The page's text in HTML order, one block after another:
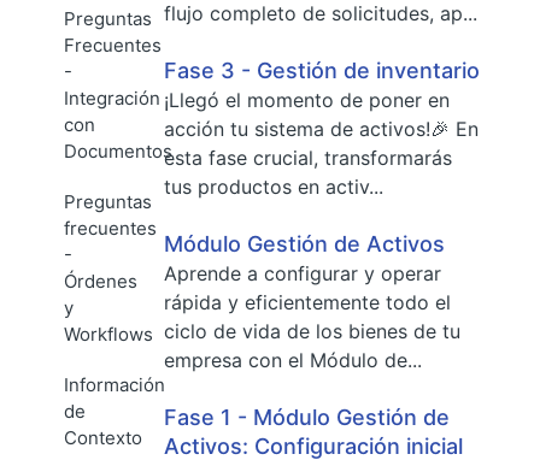
Preguntas
Frecuentes
-
Integración
con
Documentos
Preguntas
frecuentes
-
Órdenes
y
Workflows
Información
de
Contexto
flujo completo de solicitudes, ap...
Fase 3 - Gestión de inventario
¡Llegó el momento de poner en
acción tu sistema de activos!🎉 En
esta fase crucial, transformarás
tus productos en activ...
Módulo Gestión de Activos
Aprende a configurar y operar
rápida y eficientemente todo el
ciclo de vida de los bienes de tu
empresa con el Módulo de...
Fase 1 - Módulo Gestión de
Activos: Configuración inicial